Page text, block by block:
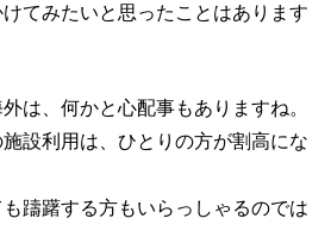
てみたいと思ったことはあります
は、何かと心配事もありますね。
設利用は、ひとりの方が割高にな
躊躇する方もいらっしゃるのでは